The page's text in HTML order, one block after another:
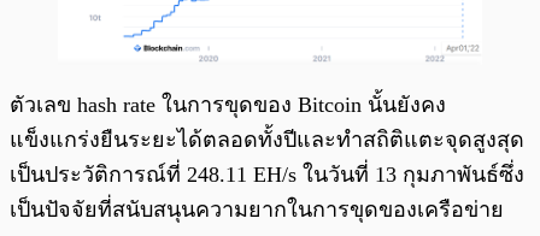
ตัวเลข hash rate ในการขุดของ Bitcoin นั้นยังคง
แข็งแกร่งยืนระยะได้ตลอดทั้งปีและทำสถิติแตะจุดสูงสุด
เป็นประวัติการณ์ที่ 248.11 EH/s ในวันที่ 13 กุมภาพันธ์ซึ่ง
เป็นปัจจัยที่สนับสนุนความยากในการขุดของเครือข่าย